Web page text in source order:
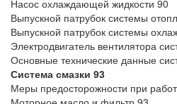
Насос охлаждающей жидкости 90
Выпускной патрубок системы
Выпускной патрубок системы
Электродвигатель вентилятора
Основные технические данные
Система смазки 93
Меры предосторожности при